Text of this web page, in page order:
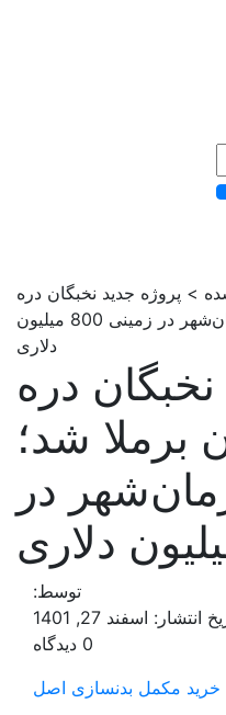
جدید نخبگان دره
سیلیکون برملا شد؛ احداث یک آرمان‌شهر در زمینی 800 میلیون
دلاری
دره
شد؛
در
توسط:
اسفند 27, 1401